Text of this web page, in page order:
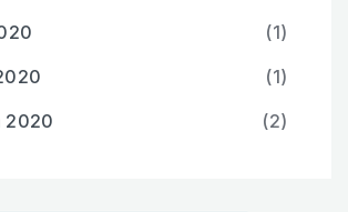
(1)
(1)
2020
(2)